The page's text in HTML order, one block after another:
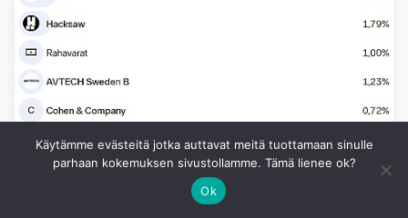
Käytämme evästeitä jotka auttavat meitä tuottamaan sinulle
parhaan kokemuksen sivustollamme. Tämä lienee ok?
Ok